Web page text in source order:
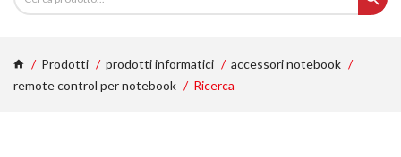
Prodotti prodotti informatici
accessori notebook
remote control per notebook
Ricerca